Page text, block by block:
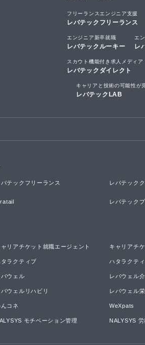
フリーランスエンジニア支援
レバテックフリーランス
エンジニア新卒就職
レバテックルーキー
エ
レ
スカウト機能付き求人メディア
レバテックダイレクト
キャリアと技術の可能性が
レバテックLAB
バテックフリーランス レバテック
レバテック
ャリアチケット就職エージェント キャリアチ
ラクティブ ハタラクテ
バウェル レバウェル
バウェルリハビリ レバウェル
んコネ WeXpats
モチベーション管理 NALYSYS